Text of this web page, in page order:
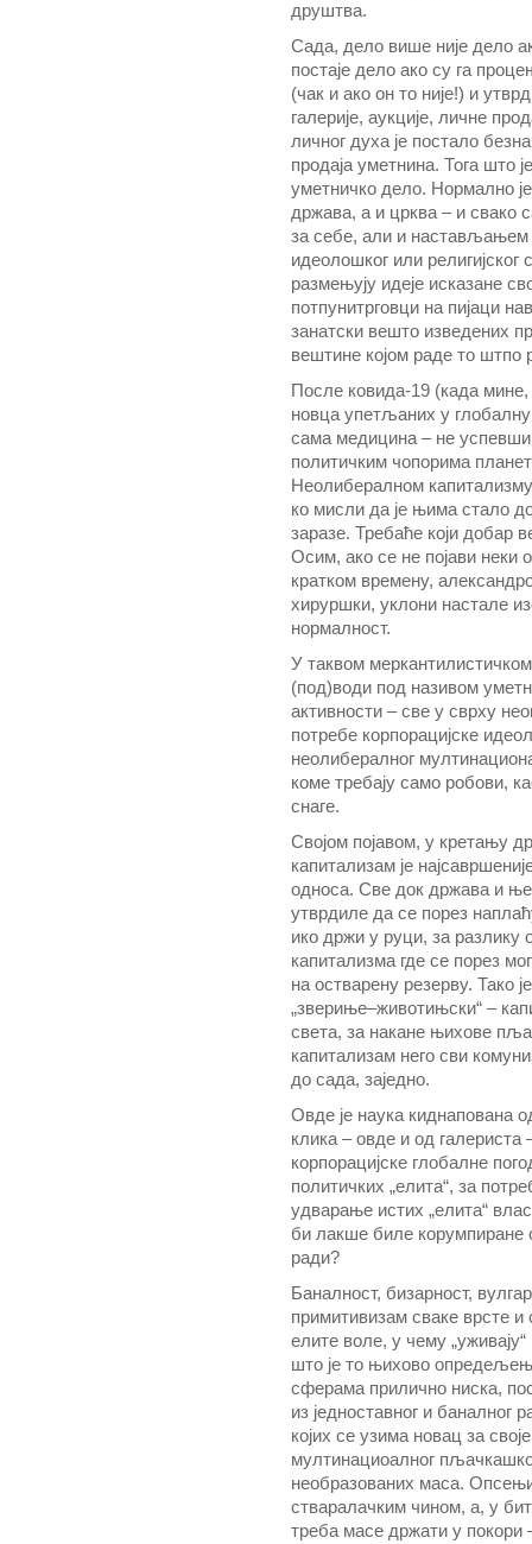
друштва.
Сада, дело више није дело
постаје дело ако су га
(чак и ако он то није!) и
галерије, аукције, личне
личног духа је постало
продаја уметнина. Тога што
уметничко дело. Нормално
држава, а и црква – и свако
за себе, али и настављањем
идеолошког или
размењују идеје исказане
потпунитрговци на пијаци
занатски вешто изведених
вештине којом раде то штпо
После ковида-19 (када
новца упетљаних у
сама медицина – не
политичким чопорима
Неолибералном
ко мисли да је њима стало
заразе. Требаће који добар
Осим, ако се не појави неки
кратком времену,
хируршки, уклони настале
нормалност.
У таквом
(под)води под називом
активности – све у сврху
потребе корпорацијске
неолибералног
коме требају само робови,
снаге.
Својом појавом, у кретању
капитализам је
односа. Све док држава и
утврдиле да се порез
ико држи у руци, за
капитализма где се порез
на остварену резерву. Тако
„звериње–животињски“ –
света, за накане њихове
капитализам него сви
до сада, заједно.
Овде је наука киднапована
клика – овде и од
корпорацијске глобалне
политичких „елита“, за
удварање истих „елита“
би лакше биле корумпиране
ради?
Баналност, бизарност,
примитивизам сваке врсте и
елите воле, у чему
што је то њихово
сферама прилично ниска,
из једноставног и баналног
којих се узима новац за
мултинациоалног
необразованих маса.
стваралачким чином, а, у
треба масе држати у